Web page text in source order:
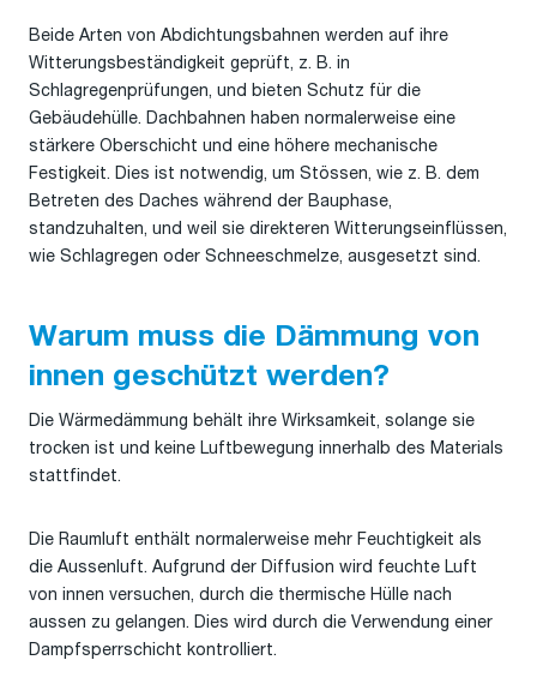
Beide Arten von Abdichtungsbahnen werden auf ihre
Witterungsbeständigkeit geprüft, z. B. in
Schlagregenprüfungen, und bieten Schutz für die
Gebäudehülle. Dachbahnen haben normalerweise eine
stärkere Oberschicht und eine höhere mechanische
Festigkeit. Dies ist notwendig, um Stössen, wie z. B. dem
Betreten des Daches während der Bauphase,
standzuhalten, und weil sie direkteren Witterungseinflüssen,
wie Schlagregen oder Schneeschmelze, ausgesetzt sind.
Warum muss die Dämmung von
innen geschützt werden?
Die Wärmedämmung behält ihre Wirksamkeit, solange sie
trocken ist und keine Luftbewegung innerhalb des Materials
stattfindet.
Die Raumluft enthält normalerweise mehr Feuchtigkeit als
die Aussenluft. Aufgrund der Diffusion wird feuchte Luft
von innen versuchen, durch die thermische Hülle nach
aussen zu gelangen. Dies wird durch die Verwendung einer
Dampfsperrschicht kontrolliert.